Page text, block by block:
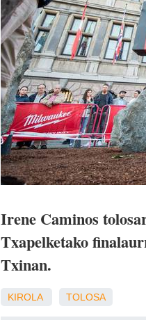
Irene Caminos
Txapelketako
Txinan.
KIROLA TOLOSA